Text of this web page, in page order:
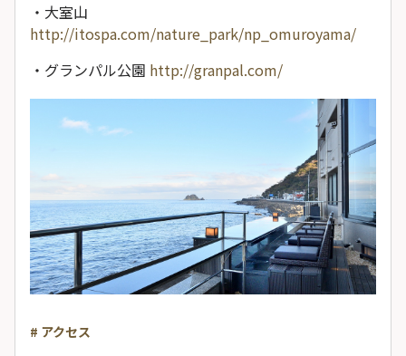
・大室山
http://itospa.com/nature_park/np_omuroyama/
・グランパル公園 http://granpal.com/
# アクセス